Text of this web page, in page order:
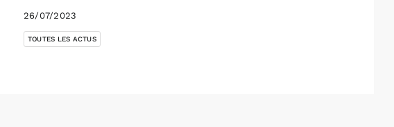
26/07/2023
TOUTES LES ACTUS